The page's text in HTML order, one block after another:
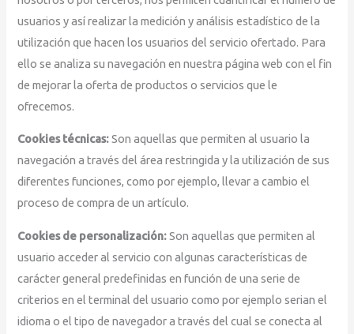
usuarios y así realizar la medición y análisis estadístico de la
utilización que hacen los usuarios del servicio ofertado. Para
ello se analiza su navegación en nuestra página web con el fin
de mejorar la oferta de productos o servicios que le
ofrecemos.
Cookies técnicas:Son aquellas que permiten al usuario la
navegación a través del área restringida y la utilización de sus
diferentes funciones, como por ejemplo, llevar a cambio el
proceso de compra de un artículo.
Cookies de personalización:Son aquellas que permiten al
usuario acceder al servicio con algunas características de
carácter general predefinidas en función de una serie de
criterios en el terminal del usuario como por ejemplo serian el
idioma o el tipo de navegador a través del cual se conecta al